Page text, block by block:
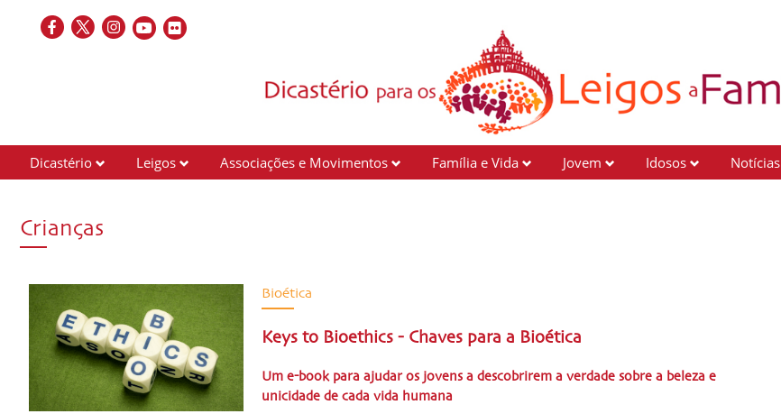
Dicastério Leigos Associações e Movimentos Família e Vida Jovem Idosos Notícias
Crianças
Bioética
Keys to Bioethics - Chaves para a Bioética
Um e-book para ajudar os jovens a descobrirem a verdade sobre a beleza e
unicidade de cada vida humana